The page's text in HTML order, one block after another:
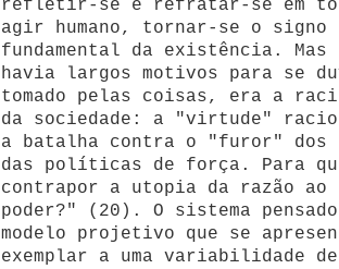
refletir-se e refratar-se em
agir humano, tornar-se o signo
fundamental da existência.
havia largos motivos para se
tomado pelas coisas, era a
da sociedade: a "virtude"
a batalha contra o "furor"
das políticas de força. Para
contrapor a utopia da razão
poder?" (20). O sistema
modelo projetivo que se
exemplar a uma variabilidade